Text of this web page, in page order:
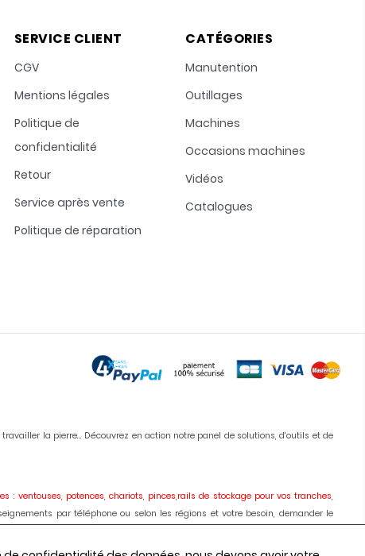
SERVICE CLIENT
CGV
Mentions légales
Politique de
confidentialité
Retour
Service après vente
Politique de réparation
CATÉGORIES
Manutention
Outillages
Machines
Occasions machines
Vidéos
Catalogues
la pierre... Découvrez en action notre panel de solutions, d'outils et de
: ventouses, potences, chariots, pinces,rails de stockage pour vos tranches,
par téléphone ou selon les régions et votre besoin, demander le
meules, colles, silicones, antitachesetc... Vous pouvez commander en